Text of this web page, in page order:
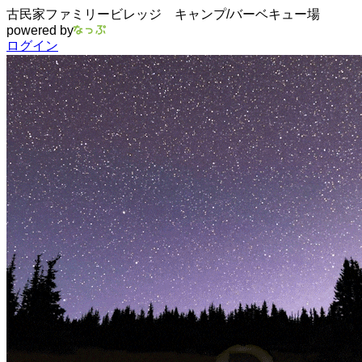
古民家ファミリービレッジ キャンプ/バーベキュー場
powered by
ログイン